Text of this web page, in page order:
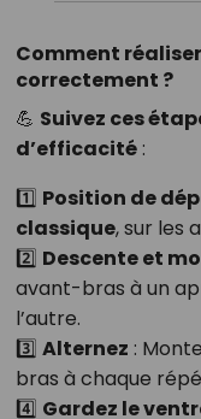
Comment
correctement ?
💪 Suivez ces
d’efficacité:
1️⃣ Position de
classique, sur les
2️⃣ Descente et
avant-bras à un
l’autre.
3️⃣ Alternez :
bras à chaque
4️⃣ Gardez le